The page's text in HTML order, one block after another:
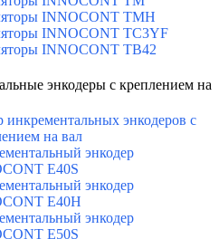
INNOCONT TMH
INNOCONT TC3YF
INNOCONT TB42
энкодеры с креплением на
инкрементальных энкодеров с
на вал
энкодер
E40S
энкодер
E40H
энкодер
E50S